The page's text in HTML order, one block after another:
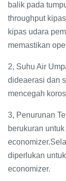
balik pada
throughput
kipas udara
memastikan
2, Suhu Air
dideaerasi dan
mencegah
3, Penurunan
berukuran
diperlukan
economizer.